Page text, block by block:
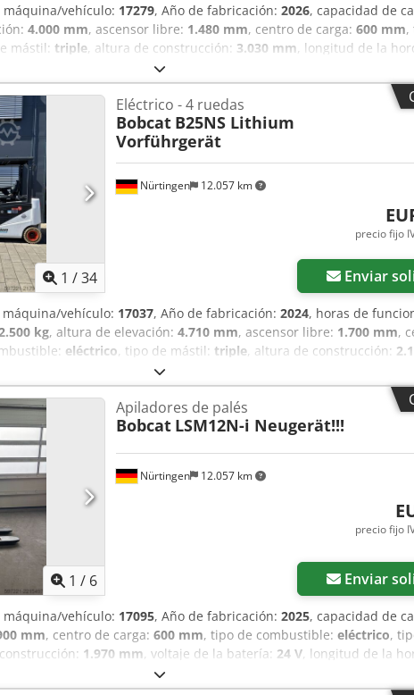
vehículo: 17279, Año de fabricación: 2026, capacidad de
4.000 mm, ascensor libre: 1.480 mm, centro de carga: 600 mm,
mástil: triple, altura de construcción: 3.030 mm, longitud de la
12.00-20 100%
, Equipamiento:cabina, 5218640 Cedpfx Aszp T Auebterf Número
1 /34
Nürtingen 12.057 km
Eléctrico - 4 ruedas
Bobcat B25NS Lithium
Vorführgerät
precio fijo
Enviar
vehículo: 17037, Año de fabricación: 2024, horas de
kg, altura de elevación: 4.710 mm, ascensor libre: 1.700 mm,
eléctrico, tipo de mástil: triple, altura de construcción:
1.200 mm
18X7-8, peso total:3.552 kg, 5141046 Número de serie: FBA47-
de la batería: 48 V, 600 Ah, de litio.
1 / 6
Nürtingen 12.057 km
Apiladores de palés
Bobcat LSM12N-i Neugerät!!!
precio fijo
Enviar
vehículo: 17095, Año de fabricación: 2025, capacidad de
mm, centro de carga: 600 mm, tipo de combustible: eléctrico,
1.970 mm, voltaje de la batería: 24 V, longitud de la
, 5180321 Número de serie: OBWNR-000081 Especificaciones de la
Abtef